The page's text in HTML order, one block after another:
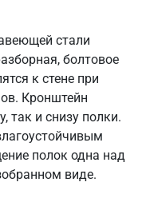
стали
болтовое
к стене при
Кронштейн
так и снизу полки.
полок одна над
виде.